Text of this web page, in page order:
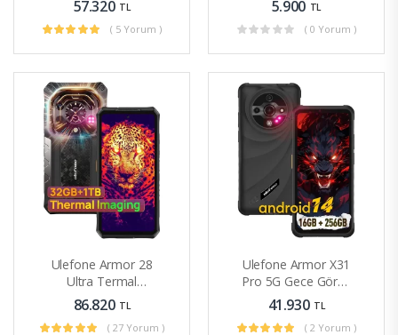
Telefon
57.320 TL
( 5 Yorum )
5.900 TL
( 0 Yorum )
Ulefone Armor 28
Ultra Termal
Kameralı Versiyon
Amiral Gemisi
86.820 TL
( 27 Yorum )
Ulefone Armor X31
Pro 5G Gece Görüş
Kameralı Rugged
Telefon
41.930 TL
( 2 Yorum )